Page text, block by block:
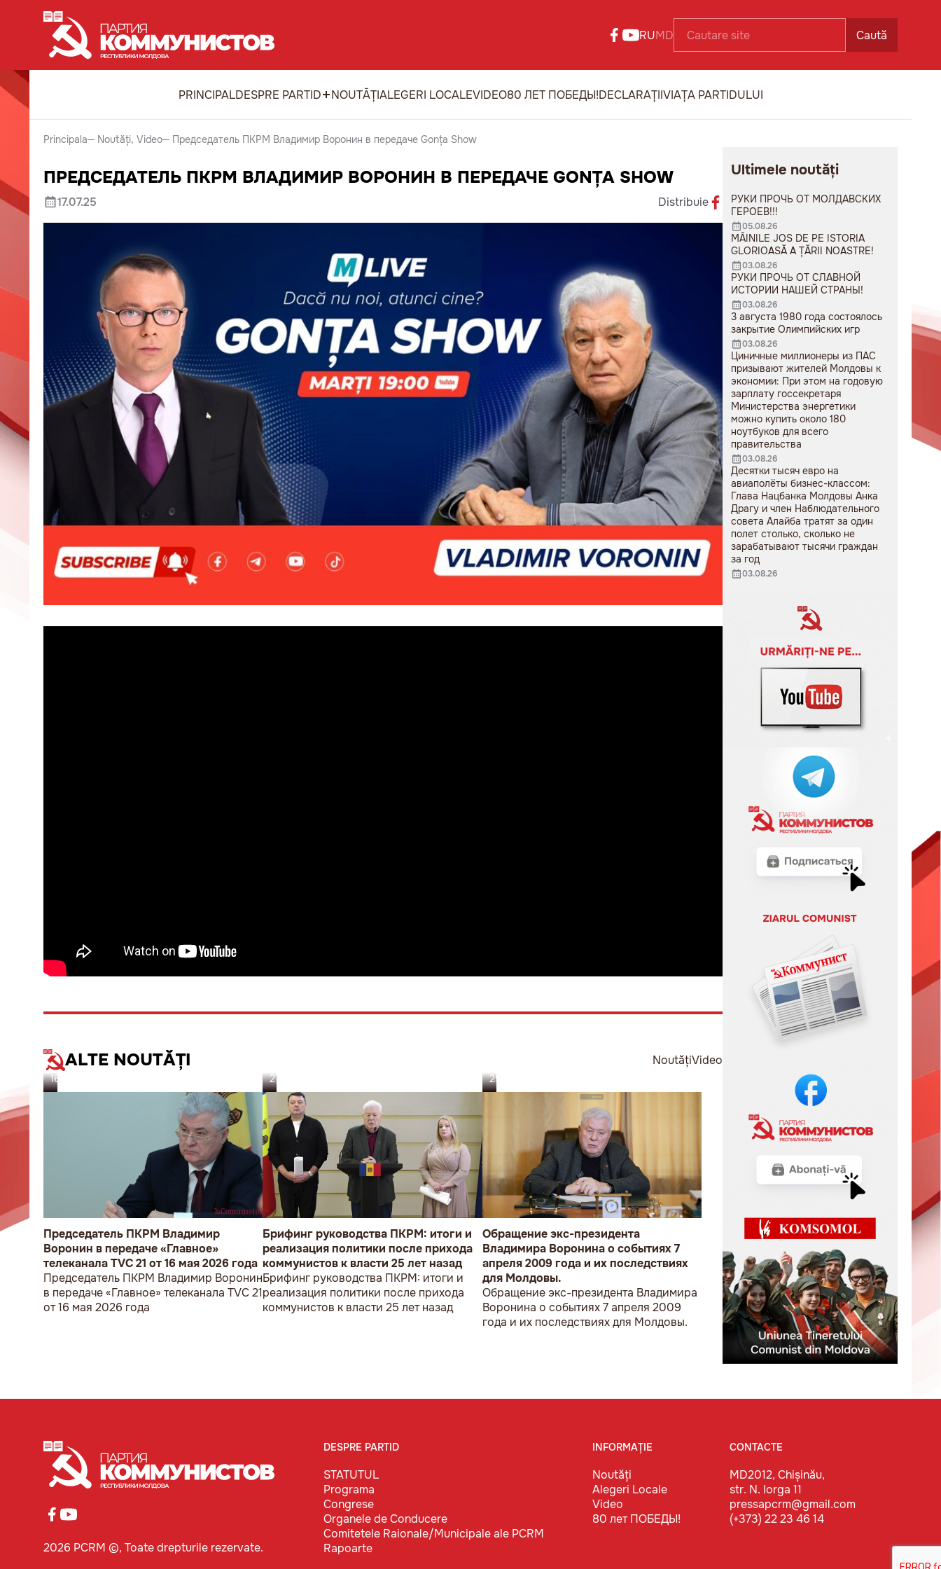
RUMD Caută
PRINCIPALDESPRE PARTID NOUTĂȚIALEGERI LOCALEVIDEO80 ЛЕТ ПОБЕДЫ!DECLARAȚIIVIAȚA PARTIDULUI
Principala Noutăți Video Председатель ПКРМ Владимир Воронин в передаче Gonța Show
ПРЕДСЕДАТЕЛЬ ПКРМ ВЛАДИМИР ВОРОНИН В ПЕРЕДАЧЕ GONȚA SHOW
17.07.25 Distribuie
ALTE NOUTĂȚI NoutățiVideo
16.05.26
Председатель ПКРМ Владимир
Воронин в передаче «Главное»
телеканала TVC 21 от 16 мая 2026 года
Председатель ПКРМ Владимир Воронин
в передаче «Главное» телеканала TVC 21
от 16 мая 2026 года
27.02.26
Брифинг руководства ПКРМ: итоги и
реализация политики после прихода
коммунистов к власти 25 лет назад
Брифинг руководства ПКРМ: итоги и
реализация политики после прихода
коммунистов к власти 25 лет назад
25.12.25
Обращение экс-президента
Владимира Воронина о событиях 7
апреля 2009 года и их последствиях
для Молдовы.
Обращение экс-президента Владимира
Воронина о событиях 7 апреля 2009
года и их последствиях для Молдовы.
Ultimele noutăți
РУКИ ПРОЧЬ ОТ МОЛДАВСКИХ
ГЕРОЕВ!!!
05.08.26
MÂINILE JOS DE PE ISTORIA
GLORIOASĂ A ȚĂRII NOASTRE!
03.08.26
РУКИ ПРОЧЬ ОТ СЛАВНОЙ
ИСТОРИИ НАШЕЙ СТРАНЫ!
03.08.26
3 августа 1980 года состоялось
закрытие Олимпийских игр
03.08.26
Циничные миллионеры из ПАС
призывают жителей Молдовы к
экономии: При этом на годовую
зарплату госсекретаря
Министерства энергетики
можно купить около 180
ноутбуков для всего
правительства
03.08.26
Десятки тысяч евро на
авиаполёты бизнес-классом:
Глава Нацбанка Молдовы Анка
Драгу и член Наблюдательного
совета Алайба тратят за один
полет столько, сколько не
зарабатывают тысячи граждан
за год
03.08.26
2026 PCRM ©, Toate drepturile rezervate.
DESPRE PARTID
STATUTUL
Programa
Congrese
Organele de Conducere
Comitetele Raionale/Municipale ale PCRM
Rapoarte
INFORMAȚIE
Noutăți
Alegeri Locale
Video
80 лет ПОБЕДЫ!
CONTACTE
MD2012, Chișinău,
str. N. Iorga 11
pressapcrm@gmail.com
(+373) 22 23 46 14